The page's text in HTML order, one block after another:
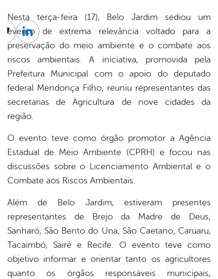
Nesta terça-feira (17), Belo Jardim sediou um
evento de extrema relevância voltado para a
preservação do meio ambiente e o combate aos
riscos ambientais. A iniciativa, promovida pela
Prefeitura Municipal com o apoio do deputado
federal Mendonça Filho, reuniu representantes das
secretarias de Agricultura de nove cidades da
região.
O evento teve como órgão promotor a Agência
Estadual de Meio Ambiente (CPRH) e focou nas
discussões sobre o Licenciamento Ambiental e o
Combate aos Riscos Ambientais.
Além de Belo Jardim, estiveram presentes
representantes de Brejo da Madre de Deus,
Sanharó, São Bento do Una, São Caetano, Caruaru,
Tacaimbó, Sairé e Recife. O evento teve como
objetivo informar e orientar tanto os agricultores
quanto os órgãos responsáveis municipais,
Twitter
Linkedin